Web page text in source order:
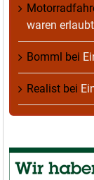
waren erlaubt
Bomml bei
Realist bei